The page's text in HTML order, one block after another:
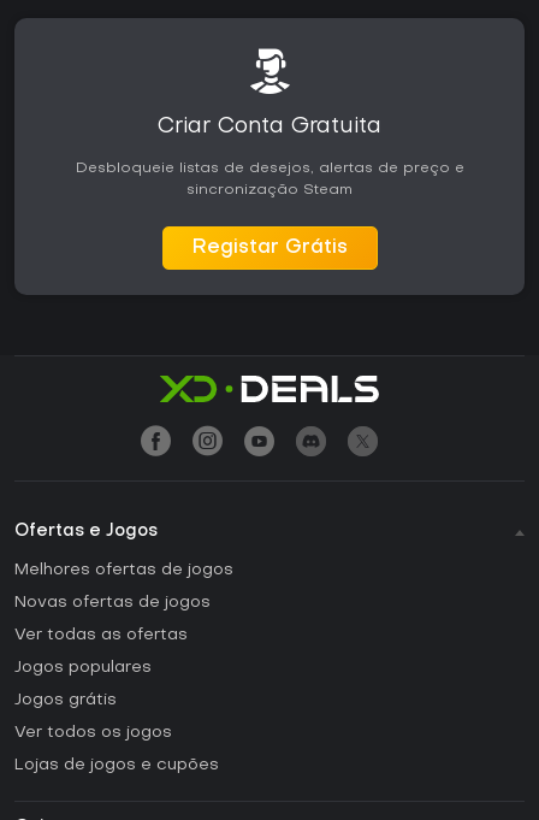
Criar Conta Gratuita
Desbloqueie listas de desejos, alertas de preço e
sincronização Steam
Registar Grátis
Ofertas e Jogos
Melhores ofertas de jogos
Novas ofertas de jogos
Ver todas as ofertas
Jogos populares
Jogos grátis
Ver todos os jogos
Lojas de jogos e cupões